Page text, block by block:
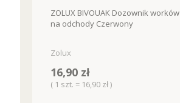
ZOLUX BIVOUAK Dozownik worków
na odchody Czerwony
Zolux
16,90 zł
( 1 szt. = 16,90 zł )